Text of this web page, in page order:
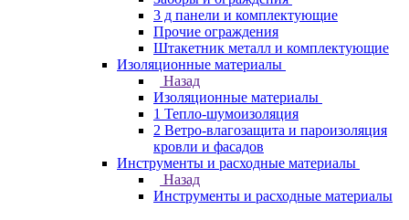
3 д панели и комплектующие
Прочие ограждения
Штакетник металл и комплектующие
Изоляционные материалы
Назад
Изоляционные материалы
1 Тепло-шумоизоляция
2 Ветро-влагозащита и пароизоляция
кровли и фасадов
Инструменты и расходные материалы
Назад
Инструменты и расходные материалы